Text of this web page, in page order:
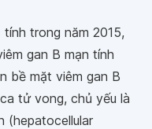
trong năm 2015,
gan B mạn tính
bề mặt viêm gan B
tử vong, chủ yếu là
(hepatocellular